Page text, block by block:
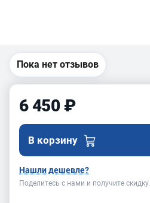
Пока нет отзывов
6 450 ₽
В корзину
Нашли дешевле?
Поделитесь с нами и получите скидку.